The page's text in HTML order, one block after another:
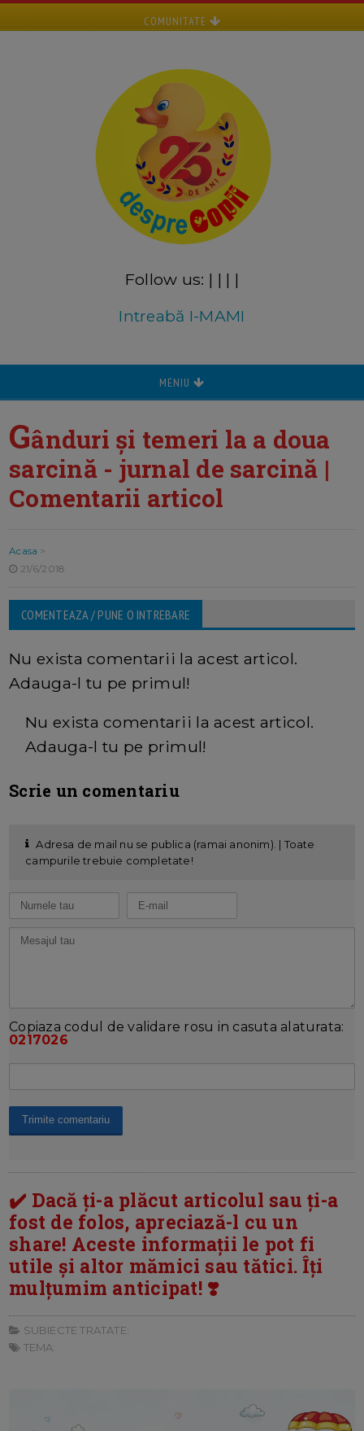
COMUNITATE
Follow us: | | | |
Intreabă I-MAMI
MENIU
Gânduri și temeri la a doua
sarcină - jurnal de sarcină |
Comentarii articol
Acasa >
21/6/2018
COMENTEAZA / PUNE O INTREBARE
Nu exista comentarii la acest articol.
Adauga-l tu pe primul!
Nu exista comentarii la acest articol.
Adauga-l tu pe primul!
Scrie un comentariu
Adresa de mail nu se publica (ramai anonim). | Toate
campurile trebuie completate!
Copiaza codul de validare rosu in casuta alaturata:
0217026
✔️ Dacă ți-a plăcut articolul sau ți-a
fost de folos, apreciază-l cu un
share! Aceste informații le pot fi
utile și altor mămici sau tătici. Îți
mulțumim anticipat! ❣️
SUBIECTE TRATATE:
TEMA: